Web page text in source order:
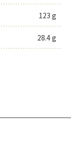
123 g
28.4 g